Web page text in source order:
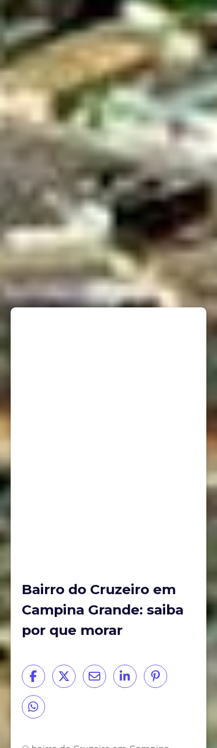
Bairro do Cruzeiro em
Campina Grande: saiba
por que morar